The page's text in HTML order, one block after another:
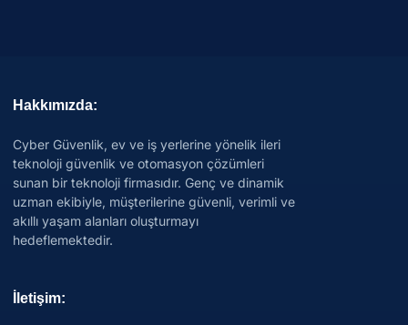
Hakkımızda:
Cyber Güvenlik, ev ve iş yerlerine yönelik ileri
teknoloji güvenlik ve otomasyon çözümleri
sunan bir teknoloji firmasıdır. Genç ve dinamik
uzman ekibiyle, müşterilerine güvenli, verimli ve
akıllı yaşam alanları oluşturmayı
hedeflemektedir.
İletişim: